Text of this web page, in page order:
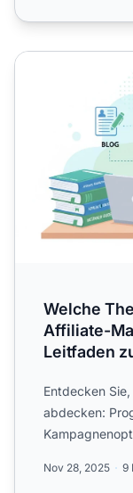
Welche Themen
Welche
Affiliate-
Leitfaden
Entdecken
abdecken:
Nov 28, 2025 9